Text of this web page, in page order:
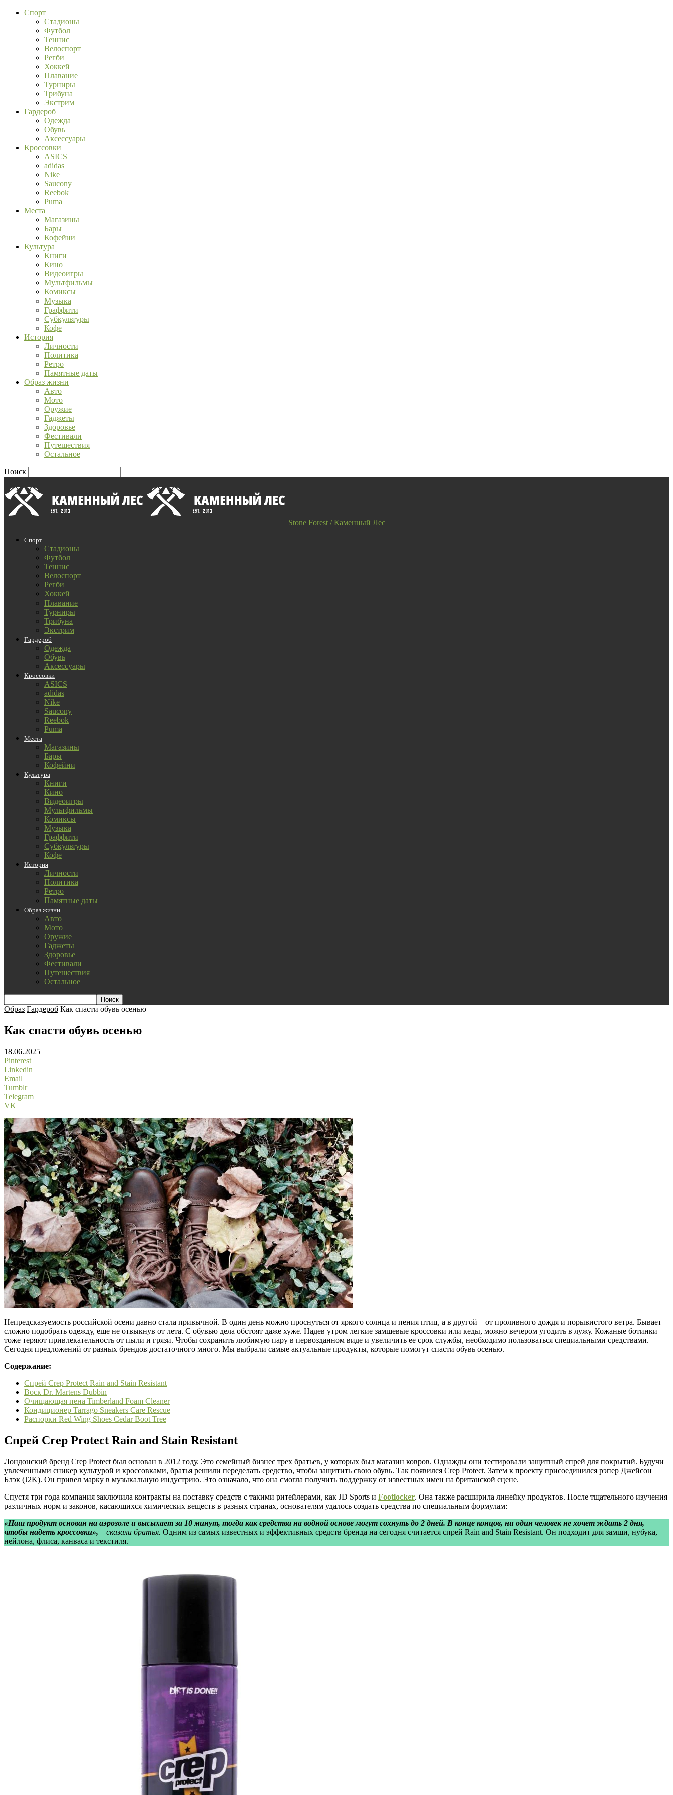
Спорт
Стадионы
Футбол
Теннис
Велоспорт
Регби
Хоккей
Плавание
Турниры
Трибуна
Экстрим
Гардероб
Одежда
Обувь
Аксессуары
Кроссовки
ASICS
adidas
Nike
Saucony
Reebok
Puma
Места
Магазины
Бары
Кофейни
Культура
Книги
Кино
Видеоигры
Мультфильмы
Комиксы
Музыка
Граффити
Субкультуры
Кофе
История
Личности
Политика
Ретро
Памятные даты
Образ жизни
Авто
Мото
Оружие
Гаджеты
Здоровье
Фестивали
Путешествия
Остальное
Поиск
Stone Forest / Каменный Лес
Спорт
Стадионы
Футбол
Теннис
Велоспорт
Регби
Хоккей
Плавание
Турниры
Трибуна
Экстрим
Гардероб
Одежда
Обувь
Аксессуары
Кроссовки
ASICS
adidas
Nike
Saucony
Reebok
Puma
Места
Магазины
Бары
Кофейни
Культура
Книги
Кино
Видеоигры
Мультфильмы
Комиксы
Музыка
Граффити
Субкультуры
Кофе
История
Личности
Политика
Ретро
Памятные даты
Образ жизни
Авто
Мото
Оружие
Гаджеты
Здоровье
Фестивали
Путешествия
Остальное
Образ Гардероб Как спасти обувь осенью
Как спасти обувь осенью
18.06.2025
Pinterest
Linkedin
Email
Tumblr
Telegram
VK
Непредсказуемость российской осени давно стала привычной. В один день можно проснуться от яркого солнца и пения птиц, а в другой – от проливного дождя и порывистого ветра. Бывает
сложно подобрать одежду, еще не отвыкнув от лета. С обувью дела обстоят даже хуже. Надев утром легкие замшевые кроссовки или кеды, можно вечером угодить в лужу. Кожаные ботинки
тоже теряют привлекательность от пыли и грязи. Чтобы сохранить любимую пару в первозданном виде и увеличить ее срок службы, необходимо пользоваться специальными средствами.
Сегодня предложений от разных брендов достаточного много. Мы выбрали самые актуальные продукты, которые помогут спасти обувь осенью.
Содержание:
Спрей Crep Protect Rain and Stain Resistant
Воск Dr. Martens Dubbin
Очищающая пена Timberland Foam Cleaner
Кондиционер Tarrago Sneakers Care Rescue
Распорки Red Wing Shoes Cedar Boot Tree
Спрей Crep Protect Rain and Stain Resistant
Лондонский бренд Crep Protect был основан в 2012 году. Это семейный бизнес трех братьев, у которых был магазин ковров. Однажды они тестировали защитный спрей для покрытий. Будучи
увлеченными сникер культурой и кроссовками, братья решили переделать средство, чтобы защитить свою обувь. Так появился Crep Protect. Затем к проекту присоединился рэпер Джейсон
Блэк (J2K). Он привел марку в музыкальную индустрию. Это означало, что она смогла получить поддержку от известных имен на британской сцене.
Спустя три года компания заключила контракты на поставку средств с такими ритейлерами, как JD Sports и Footlocker. Она также расширила линейку продуктов. После тщательного изучения
различных норм и законов, касающихся химических веществ в разных странах, основателям удалось создать средства по специальным формулам:
«Наш продукт основан на аэрозоле и высыхает за 10 минут, тогда как средства на водной основе могут сохнуть до 2 дней. В конце концов, ни один человек не хочет ждать 2 дня,
чтобы надеть кроссовки», – сказали братья. Одним из самых известных и эффективных средств бренда на сегодня считается спрей Rain and Stain Resistant. Он подходит для замши, нубука,
нейлона, флиса, канваса и текстиля.